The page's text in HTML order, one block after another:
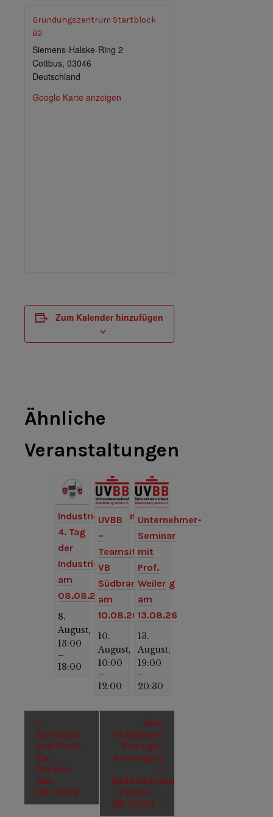
Gründungszentrum Startblock
B2
Siemens-Halske-Ring 2
Cottbus, 03046
Deutschland
Google Karte anzeigen
Zum Kalender hinzufügen
Ähnliche
Veranstaltungen
Industriemuseum:
4. Tag
der
Industriekultur
am
08.08.26
8.
August,
13:00
–
18:00
UVBB
–
Teamsitzung
VB
Südbrandenburg
am
10.08.26
10.
August,
10:00
–
12:00
Unternehmer-
Seminar
mit
Prof.
Weiler
am
13.08.26
13.
August,
19:00
–
20:30
Navigation
«
Seminar
mit Prof.
Dr.
Weiler
am
22.05.24
Aus
Schlamm
Energie
erzeugen
–
Industriemuseum
Teltow –
28.05.24 »